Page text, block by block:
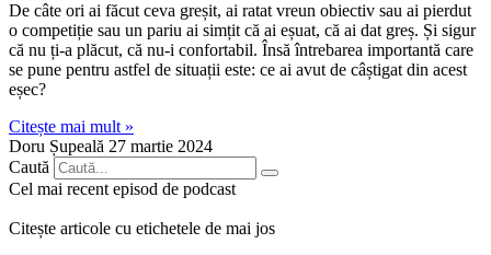
De câte ori ai făcut ceva greșit, ai ratat vreun obiectiv sau ai pierdut
o competiție sau un pariu ai simțit că ai eșuat, că ai dat greș. Și sigur
că nu ți-a plăcut, că nu-i confortabil. Însă întrebarea importantă care
se pune pentru astfel de situații este: ce ai avut de câștigat din acest
eșec?
Citește mai mult »
Doru Șupeală 27 martie 2024
Caută
Cel mai recent episod de podcast
Citește articole cu etichetele de mai jos